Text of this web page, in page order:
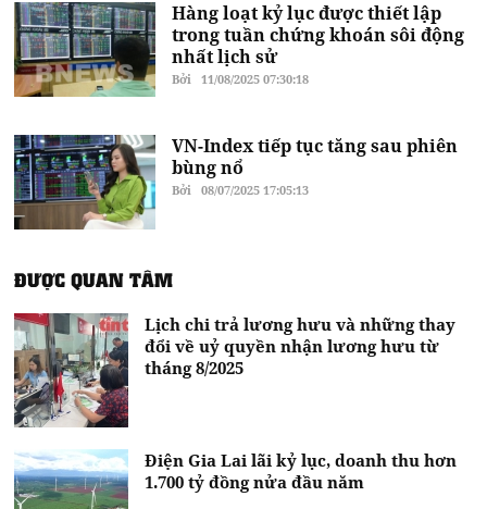
Hàng loạt kỷ lục được thiết lập
trong tuần chứng khoán sôi động
nhất lịch sử
Bởi 11/08/2025 07:30:18
VN-Index tiếp tục tăng sau phiên
bùng nổ
Bởi 08/07/2025 17:05:13
ĐƯỢC QUAN TÂM
Lịch chi trả lương hưu và những thay
đổi về uỷ quyền nhận lương hưu từ
tháng 8/2025
Điện Gia Lai lãi kỷ lục, doanh thu hơn
1.700 tỷ đồng nửa đầu năm